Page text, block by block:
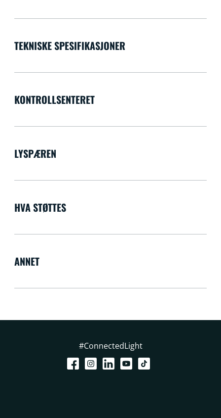
TEKNISKE SPESIFIKASJONER
KONTROLLSENTERET
LYSPÆREN
HVA STØTTES
ANNET
#ConnectedLight